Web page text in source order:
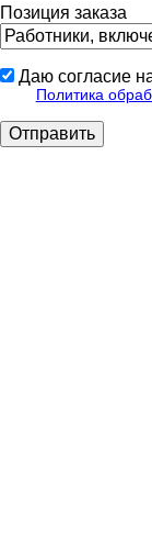
Позиция заказа
Даю согласие
Политика